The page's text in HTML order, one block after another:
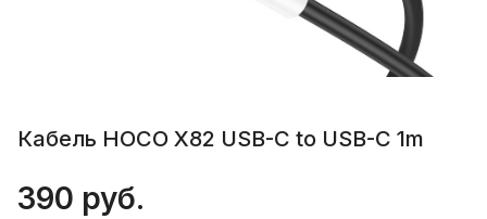
Кабель HOCO X82 USB-C to USB-C 1m
390 руб.